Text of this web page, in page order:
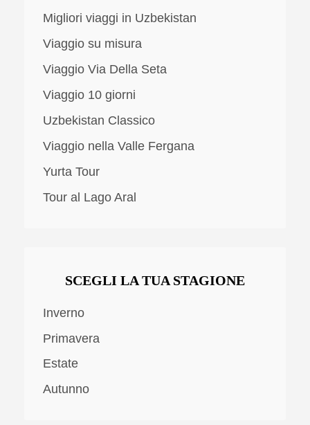
Migliori viaggi in Uzbekistan
Viaggio su misura
Viaggio Via Della Seta
Viaggio 10 giorni
Uzbekistan Classico
Viaggio nella Valle Fergana
Yurta Tour
Tour al Lago Aral
SCEGLI LA TUA STAGIONE
Inverno
Primavera
Estate
Autunno